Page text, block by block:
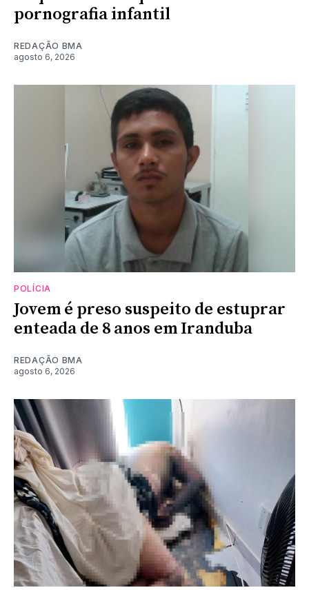
pornografia infantil
REDAÇÃO BMA
agosto 6, 2026
POLÍCIA
Jovem é preso suspeito de estuprar
enteada de 8 anos em Iranduba
REDAÇÃO BMA
agosto 6, 2026